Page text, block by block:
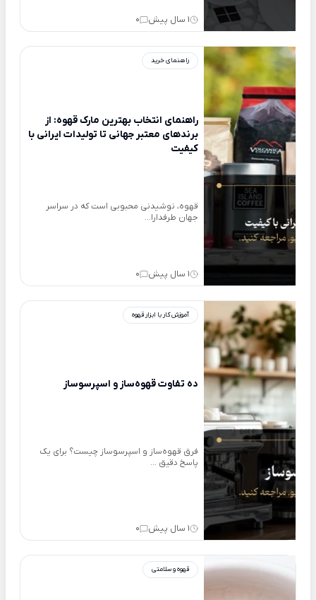
1 سال پیش 0
راهنمای خرید
راهنمای انتخاب بهترین مارک قهوه: از
برندهای معتبر جهانی تا تولیدات ایرانی با
کیفیت
قهوه، نوشیدنی محبوبی است که در سراسر
جهان طرفدارا...
1 سال پیش 0
آموزش کار با ابزار قهوه
ده تفاوت قهوه‌ساز و اسپرسوساز
فرق قهوه‌ساز و اسپرسوساز چیست؟ برای یک
پاسخ دقیق ...
1 سال پیش 0
قهوه و سلامتی